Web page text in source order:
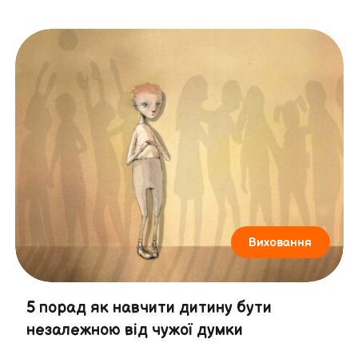
Виховання
5 порад як навчити дитину бути
незалежною від чужої думки